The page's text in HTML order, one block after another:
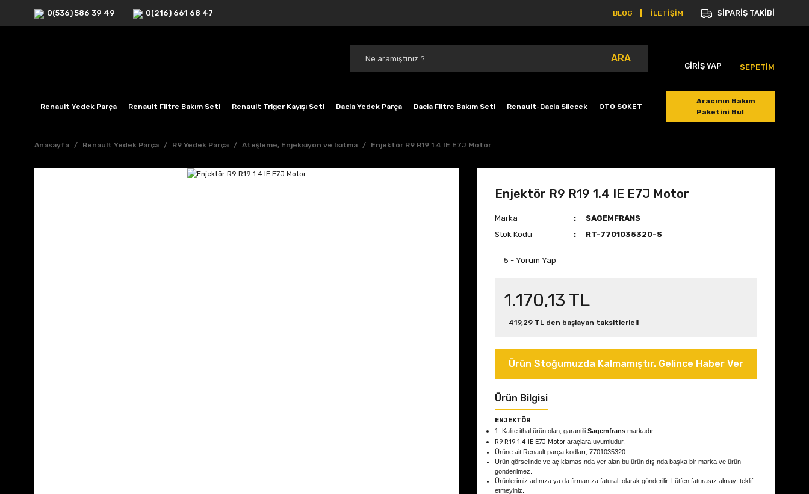
0(536) 586 39 49 0(216) 661 68 47 BLOG İLETİŞİM SİPARİŞ TAKİBİ
ARA
GİRİŞ YAP SEPETİM
Renault Yedek Parça Renault Filtre Bakım Seti Renault Triger Kayışı Seti Dacia Yedek Parça Dacia Filtre Bakım Seti Renault-Dacia Silecek OTO SOKET
Aracının Bakım
Paketini Bul
Anasayfa Renault Yedek Parça R9 Yedek Parça Ateşleme, Enjeksiyon ve Isıtma Enjektör R9 R19 1.4 IE E7J Motor
Enjektör R9 R19 1.4 IE E7J Motor
Marka
SAGEMFRANS
Stok Kodu
RT-7701035320-S
5 - Yorum Yap
1.170,13 TL
419,29 TL den başlayan taksitlerle!!
Ürün Stoğumuzda Kalmamıştır. Gelince Haber Ver
Ürün Bilgisi
ENJEKTÖR
1. Kalite ithal ürün olan, garantili Sagemfrans markadır.
R9 R19 1.4 IE E7J Motor araçlara uyumludur.
Ürüne ait Renault parça kodları; 7701035320
Ürün görselinde ve açıklamasında yer alan bu ürün dışında başka bir marka ve ürün
gönderilmez.
Ürünlerimiz adınıza ya da firmanıza faturalı olarak gönderilir. Lütfen faturasız almayı teklif
etmeyiniz.